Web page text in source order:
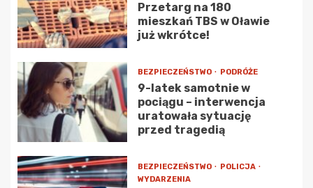
Przetarg na 180
mieszkań TBS w Oławie
już wkrótce!
BEZPIECZEŃSTWO PODRÓŻE
9-latek samotnie w
pociągu – interwencja
uratowała sytuację
przed tragedią
BEZPIECZEŃSTWO
POLICJA
WYDARZENIA